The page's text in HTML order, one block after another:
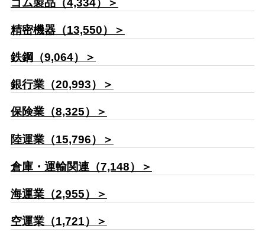
ゴム製品（4,334）＞
精密機器（13,550）＞
鉄鋼（9,064）＞
銀行業（20,993）＞
保険業（8,325）＞
陸運業（15,796）＞
倉庫・運輸関連（7,148）＞
海運業（2,955）＞
空運業（1,721）＞